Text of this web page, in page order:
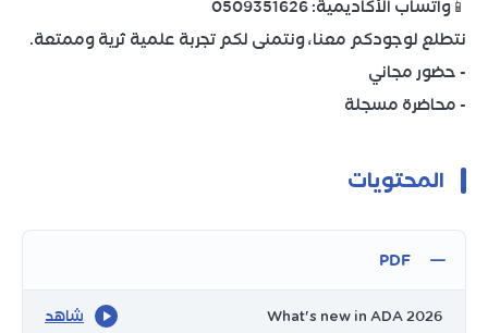
📱واتساب الأكاديمية: 0509351626
نتطلع لوجودكم معنا، ونتمنى لكم تجربة علمية ثرية وممتعة.
- حضور مجاني
- محاضرة مسجلة
المحتويات
PDF
What's new in ADA 2026 شاهد